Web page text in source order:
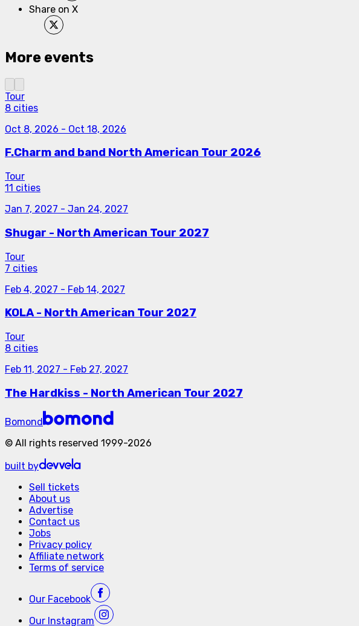
Share on X
More events
Tour
8 cities
Oct 8, 2026 - Oct 18, 2026
F.Charm and band North American Tour 2026
Tour
11 cities
Jan 7, 2027 - Jan 24, 2027
Shugar - North American Tour 2027
Tour
7 cities
Feb 4, 2027 - Feb 14, 2027
KOLA - North American Tour 2027
Tour
8 cities
Feb 11, 2027 - Feb 27, 2027
The Hardkiss - North American Tour 2027
Bomond
© All rights reserved 1999-2026
built by
Sell tickets
About us
Advertise
Contact us
Jobs
Privacy policy
Affiliate network
Terms of service
Our Facebook
Our Instagram